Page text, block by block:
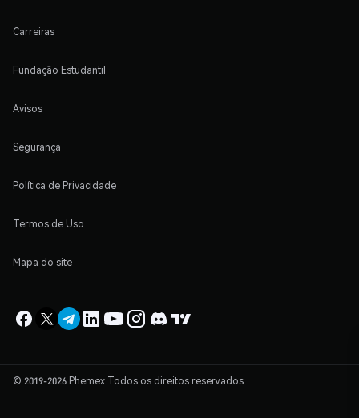
Carreiras
Fundação Estudantil
Avisos
Segurança
Política de Privacidade
Termos de Uso
Mapa do site
© 2019-2026 Phemex Todos os direitos reservados